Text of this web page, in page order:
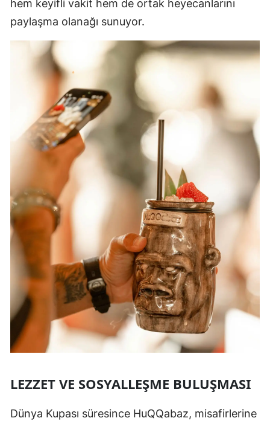
hem keyifli vakit hem de ortak heyecanlarını
paylaşma olanağı sunuyor.
LEZZET VE SOSYALLEŞME BULUŞMASI
Dünya Kupası süresince HuQQabaz, misafirlerine